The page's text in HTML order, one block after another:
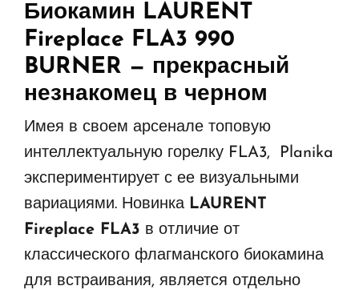
Биокамин LAURENT
Fireplace FLA3 990
BURNER — прекрасный
незнакомец в черном
Имея в своем арсенале топовую
интеллектуальную горелку FLA3, Planika
экспериментирует с ее визуальными
вариациями. Новинка LAURENT
Fireplace FLA3 в отличие от
классического флагманского биокамина
для встраивания, является отдельно